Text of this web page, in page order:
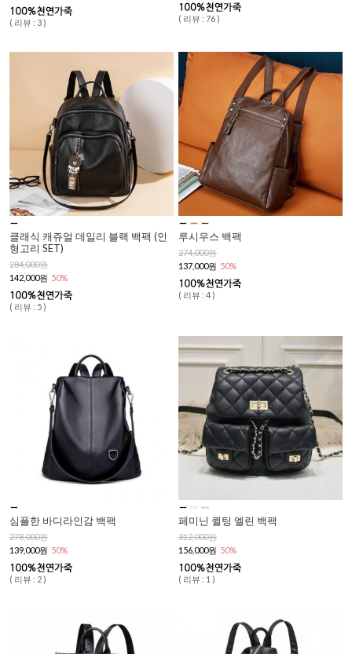
( 리뷰 : 3 ) ( 리뷰 : 76 )
클래식 캐쥬얼 데일리 블랙 백팩 (인
형고리 SET)
284,000원
142,000원 50%
( 리뷰 : 5 )
루시우스 백팩
274,000원
137,000원 50%
( 리뷰 : 4 )
심플한 바디라인감 백팩
278,000원
139,000원 50%
( 리뷰 : 2 )
페미닌 퀼팅 엘린 백팩
312,000원
156,000원 50%
( 리뷰 : 1 )